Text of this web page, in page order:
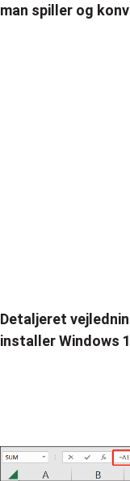
man spiller og
Detaljeret
installer Windows